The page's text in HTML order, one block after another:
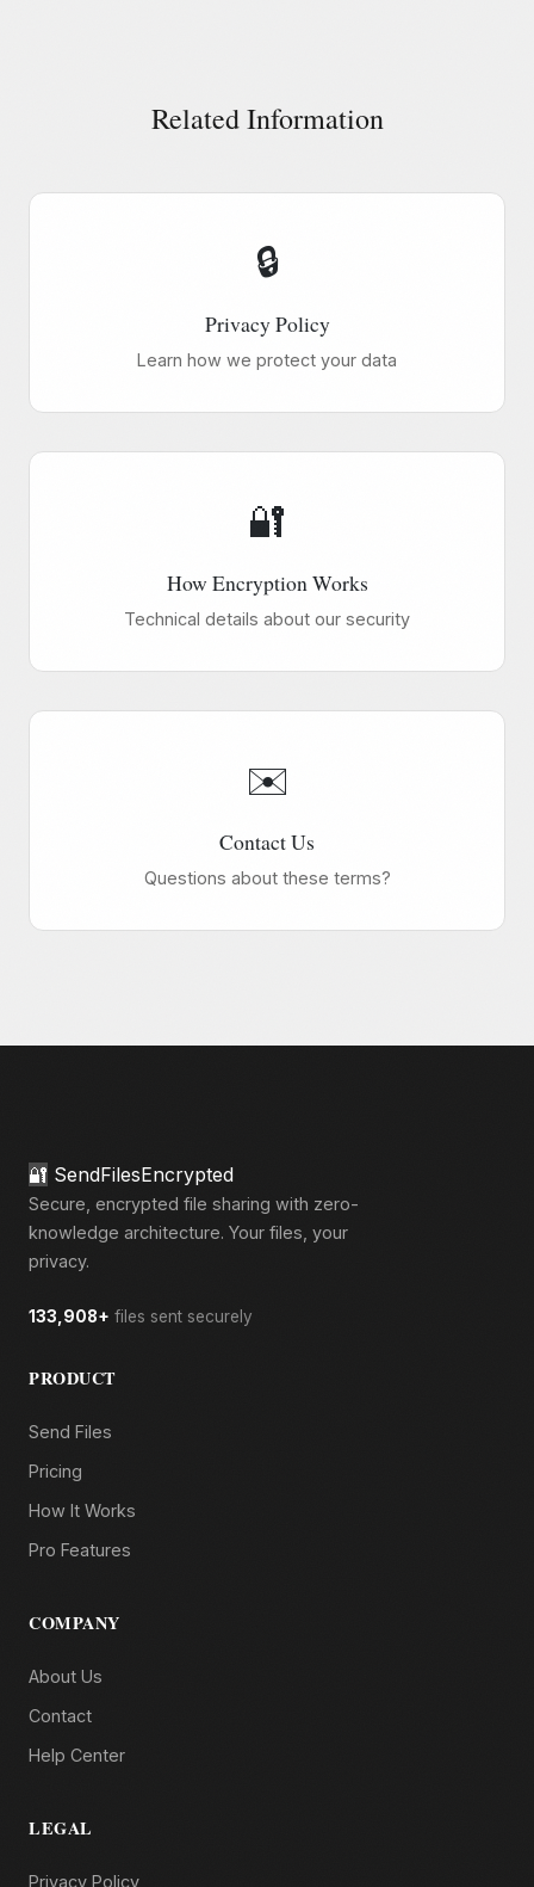
Related Information
🔒
Privacy Policy
Learn how we protect your data
🔐
How Encryption Works
Technical details about our security
✉️
Contact Us
Questions about these terms?
🔐 SendFilesEncrypted
Secure, encrypted file sharing with zero-
knowledge architecture. Your files, your
privacy.
133,908+ files sent securely
PRODUCT
Send Files
Pricing
How It Works
Pro Features
COMPANY
About Us
Contact
Help Center
LEGAL
Privacy Policy